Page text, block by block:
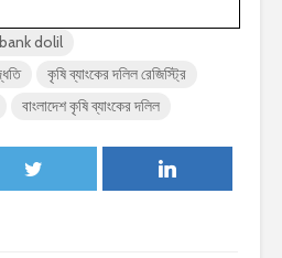
dolil
কৃষি ব্যাংকের দলিল রেজিস্ট্রি
বাংলাদেশ কৃষি ব্যাংকের দলিল